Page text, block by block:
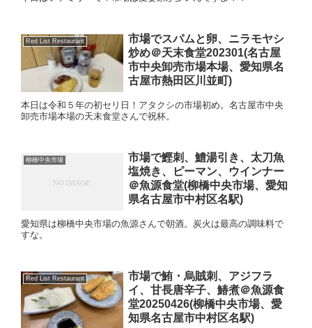
Red List Restaurant
市場でスパムと卵、ニラモヤシ
炒め＠天末食堂202301(名古屋
市中央卸売市場本場、愛知県名
古屋市熱田区川並町)
本日は令和５年の初セリ日！アタクシの市場初め。名古屋市中央
卸売市場本場の天末食堂さんで祝杯。
柳橋中央市場
市場で鰹刺、鱧湯引き、太刀魚
塩焼き、ピーマン、ウインナー
＠魚源食堂(柳橋中央市場、愛知
県名古屋市中村区名駅)
愛知県は柳橋中央市場の魚源さんで朝酒。炭火は最高の調味料で
すな。
Red List Restaurant
市場で鮪・烏賊刺、アジフラ
イ、甘長唐辛子、鰆煮＠魚源食
堂20250426(柳橋中央市場、愛
知県名古屋市中村区名駅)